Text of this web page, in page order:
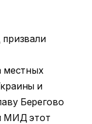
местных
и
Берегово
МИД этот